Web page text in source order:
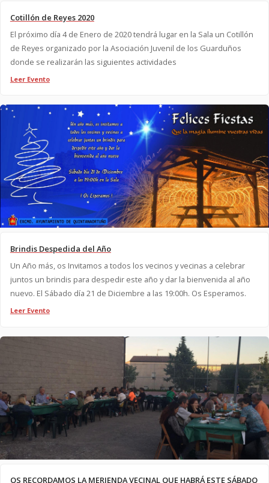
Cotillón de Reyes 2020
El próximo día 4 de Enero de 2020 tendrá lugar en la Sala un Cotillón
de Reyes organizado por la Asociación Juvenil de los Guarduños
donde se realizarán las siguientes actividades
Leer Evento
Brindis Despedida del Año
Un Año más, os Invitamos a todos los vecinos y vecinas a celebrar
juntos un brindis para despedir este año y dar la bienvenida al año
nuevo. El Sábado día 21 de Diciembre a las 19:00h. Os Esperamos.
Leer Evento
OS RECORDAMOS LA MERIENDA VECINAL QUE HABRÁ ESTE SÁBADO